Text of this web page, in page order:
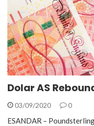
Dolar AS
03/09/2020 0
ESANDAR –